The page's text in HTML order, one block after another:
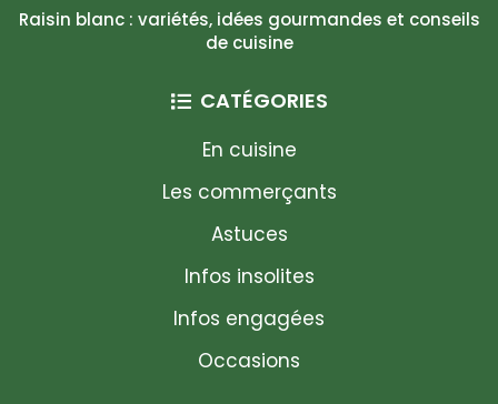
Raisin blanc : variétés, idées gourmandes et conseils
de cuisine
CATÉGORIES
En cuisine
Les commerçants
Astuces
Infos insolites
Infos engagées
Occasions